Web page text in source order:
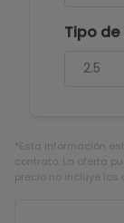
Tipo
*Esta información
contrato. La oferta
precio no incluye los